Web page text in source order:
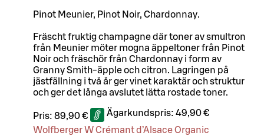
Pinot Meunier, Pinot Noir, Chardonnay.
Fräscht fruktig champagne där toner av smultron
från Meunier möter mogna äppeltoner från Pinot
Noir och fräschör från Chardonnay i form av
Granny Smith-äpple och citron. Lagringen på
jästfällning i två år ger vinet karaktär och struktur
och ger det långa avslutet lätta rostade toner.
Pris: 89,90 € Ägarkundspris: 49,90 €
Wolfberger W Crémant d’Alsace Organic